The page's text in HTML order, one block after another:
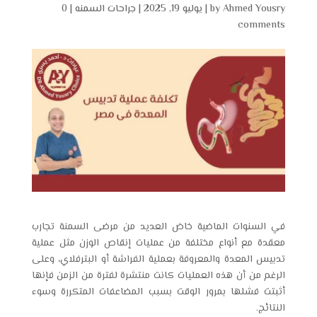
byAhmed Yousry
| يوليو 19, 2025 | جراحات السمنه|
0
comments
في السنوات الماضية خاض العديد من مرضى السمنة تجارب
معقدة مع أنواع مختلفة من عمليات إنقاص الوزن مثل عملية
تدبيس المعدة والمعروفة بعملية الفراشة أو البترفلاي، وعلى
الرغم من أن هذه العمليات كانت منتشرة لفترة من الزمن فإنها
أثبتت فشلها بمرور الوقت بسبب المضاعفات المتكررة وسوء
النتائج.